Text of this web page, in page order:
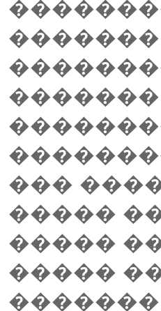
�������
���
�����
�����
�����